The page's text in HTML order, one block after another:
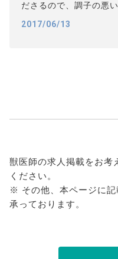
ださるので、調子の悪
2017/06/13
獣医師の求人掲載をお考
ください。
※ その他、本ページに記
承っております。